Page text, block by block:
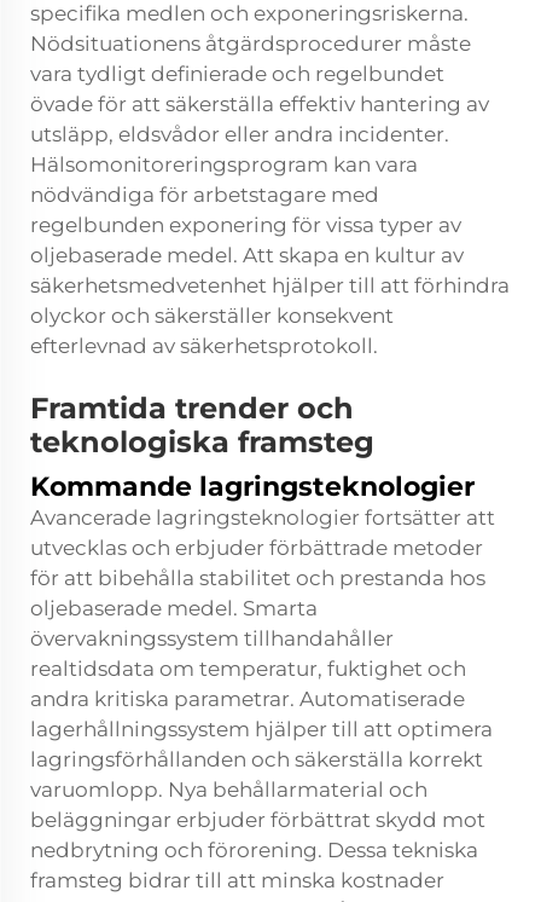
specifika medlen och exponeringsriskerna.
Nödsituationens åtgärdsprocedurer måste
vara tydligt definierade och regelbundet
övade för att säkerställa effektiv hantering av
utsläpp, eldsvådor eller andra incidenter.
Hälsomonitoreringsprogram kan vara
nödvändiga för arbetstagare med
regelbunden exponering för vissa typer av
oljebaserade medel. Att skapa en kultur av
säkerhetsmedvetenhet hjälper till att förhindra
olyckor och säkerställer konsekvent
efterlevnad av säkerhetsprotokoll.
Framtida trender och
teknologiska framsteg
Kommande lagringsteknologier
Avancerade lagringsteknologier fortsätter att
utvecklas och erbjuder förbättrade metoder
för att bibehålla stabilitet och prestanda hos
oljebaserade medel. Smarta
övervakningssystem tillhandahåller
realtidsdata om temperatur, fuktighet och
andra kritiska parametrar. Automatiserade
lagerhållningssystem hjälper till att optimera
lagringsförhållanden och säkerställa korrekt
varuomlopp. Nya behållarmaterial och
beläggningar erbjuder förbättrat skydd mot
nedbrytning och förorening. Dessa tekniska
framsteg bidrar till att minska kostnader